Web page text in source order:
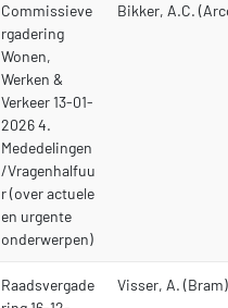
Commissieve
rgadering
Wonen,
Werken &
Verkeer 13-01-
2026 4.
Mededelingen
/Vragenhalfuu
r (over actuele
en urgente
onderwerpen)
Bikker, A.C.
Raadsvergade
Visser, A. (Bram)